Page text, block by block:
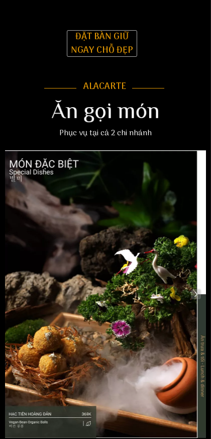
ĐẶT BÀN GIỮ
NGAY CHỖ ĐẸP
Ăn gọi món
Phục vụ tại cả 2 chi nhánh
ALACARTE